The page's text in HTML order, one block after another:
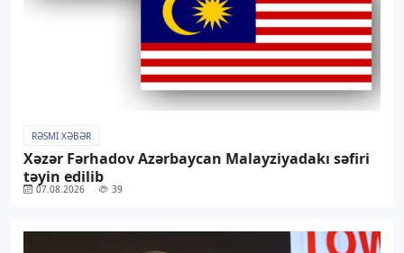
RƏSMI XƏBƏR
Xəzər Fərhadov Azərbaycan Malayziyadakı səfiri
təyin edilib
07.08.2026 39